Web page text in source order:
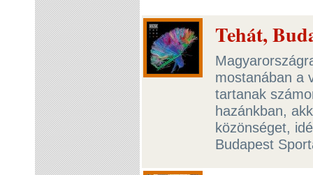
Tehát,
mostanában a
tartanak
hazánkban,
közönséget,
Budapest